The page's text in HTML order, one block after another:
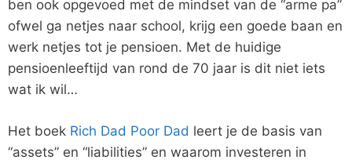
ben ook opgevoed met de mindset van de “arme pa”
ofwel ga netjes naar school, krijg een goede baan en
werk netjes tot je pensioen. Met de huidige
pensioenleeftijd van rond de 70 jaar is dit niet iets
wat ik wil…
Het boek Rich Dad Poor Dad leert je de basis van
“assets” en “liabilities” en waarom investeren in